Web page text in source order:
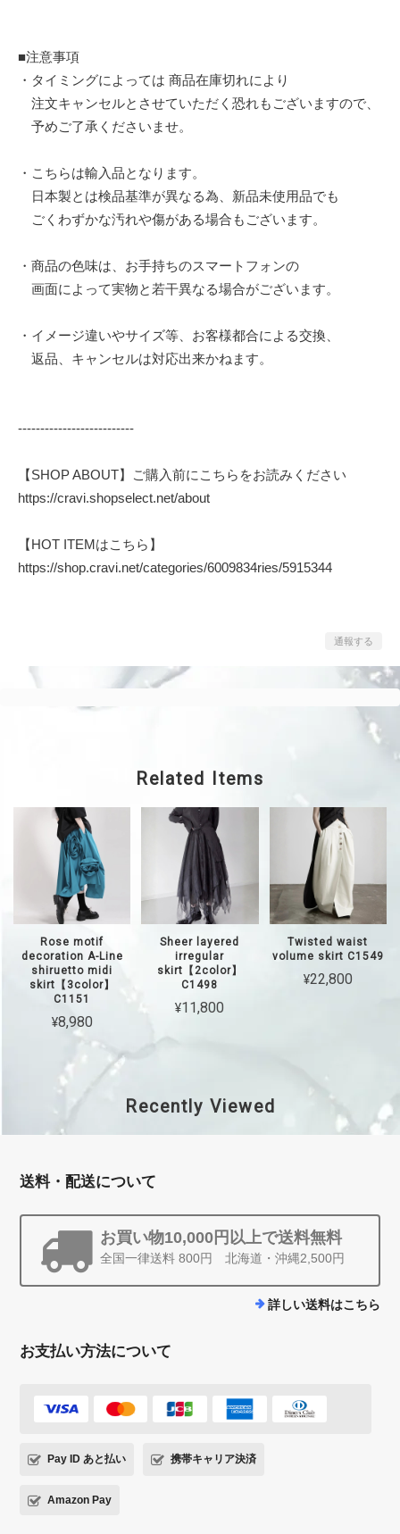
■注意事項
・タイミングによっては 商品在庫切れにより
注文キャンセルとさせていただく恐れもございますので、
予めご了承くださいませ。
・こちらは輸入品となります。
日本製とは検品基準が異なる為、新品未使用品でも
ごくわずかな汚れや傷がある場合もございます。
・商品の色味は、お手持ちのスマートフォンの
画面によって実物と若干異なる場合がございます。
・イメージ違いやサイズ等、お客様都合による交換、
返品、キャンセルは対応出来かねます。
--------------------------
【SHOP ABOUT】ご購入前にこちらをお読みください
https://cravi.shopselect.net/about
【HOT ITEMはこちら】
https://shop.cravi.net/categories/6009834ries/5915344
通報する
Related Items
Rose motif
decoration A-Line
shiruetto midi
skirt【3color】
C1151
¥8,980
Sheer layered
irregular
skirt【2color】
C1498
¥11,800
Twisted waist
volume skirt C1549
¥22,800
Recently Viewed
送料・配送について
お買い物10,000円以上で送料無料
全国一律送料 800円 北海道・沖縄2,500円
詳しい送料はこちら
お支払い方法について
Pay ID あと払い 携帯キャリア決済
Amazon Pay